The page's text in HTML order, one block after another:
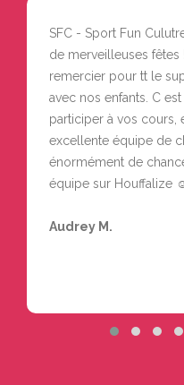
SFC - Sport Fun
de merveilleuses
remercier pour tt le
avec nos enfants. C
participer à vos cours,
excellente équipe de
énormément de
équipe sur
Audrey M.